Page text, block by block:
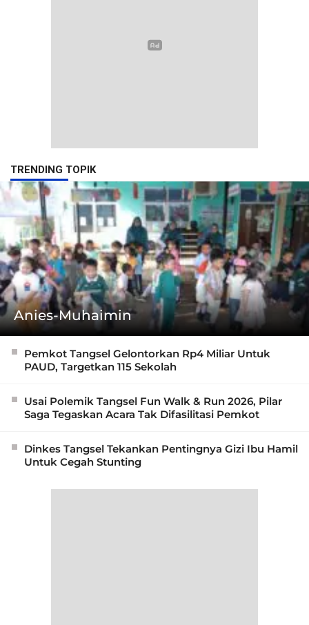
TRENDING TOPIK
Anies-Muhaimin
Pemkot Tangsel Gelontorkan Rp4 Miliar Untuk
PAUD, Targetkan 115 Sekolah
Usai Polemik Tangsel Fun Walk & Run 2026, Pilar
Saga Tegaskan Acara Tak Difasilitasi Pemkot
Dinkes Tangsel Tekankan Pentingnya Gizi Ibu Hamil
Untuk Cegah Stunting